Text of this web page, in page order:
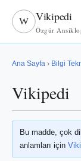
W Vikipedi
Özgür
Ana Sayfa › Bilgi
Vikipedi
Bu madde, çok
anlamları için